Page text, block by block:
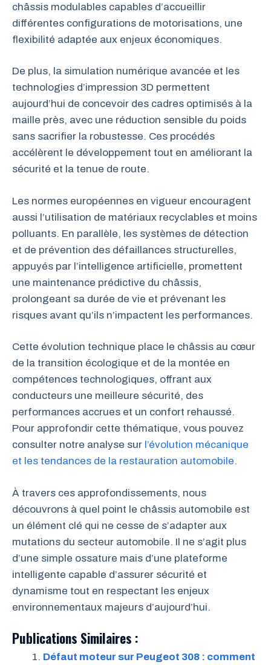
châssis modulables capables d’accueillir
différentes configurations de motorisations, une
flexibilité adaptée aux enjeux économiques.
De plus, la simulation numérique avancée et les
technologies d’impression 3D permettent
aujourd’hui de concevoir des cadres optimisés à la
maille près, avec une réduction sensible du poids
sans sacrifier la robustesse. Ces procédés
accélèrent le développement tout en améliorant la
sécurité et la tenue de route.
Les normes européennes en vigueur encouragent
aussi l’utilisation de matériaux recyclables et moins
polluants. En parallèle, les systèmes de détection
et de prévention des défaillances structurelles,
appuyés par l’intelligence artificielle, promettent
une maintenance prédictive du châssis,
prolongeant sa durée de vie et prévenant les
risques avant qu’ils n’impactent les performances.
Cette évolution technique place le châssis au cœur
de la transition écologique et de la montée en
compétences technologiques, offrant aux
conducteurs une meilleure sécurité, des
performances accrues et un confort rehaussé.
Pour approfondir cette thématique, vous pouvez
consulter notre analyse sur l’évolution mécanique
et les tendances de la restauration automobile.
À travers ces approfondissements, nous
découvrons à quel point le châssis automobile est
un élément clé qui ne cesse de s’adapter aux
mutations du secteur automobile. Il ne s’agit plus
d’une simple ossature mais d’une plateforme
intelligente capable d’assurer sécurité et
dynamisme tout en respectant les enjeux
environnementaux majeurs d’aujourd’hui.
Publications Similaires :
Défaut moteur sur Peugeot 308 : comment